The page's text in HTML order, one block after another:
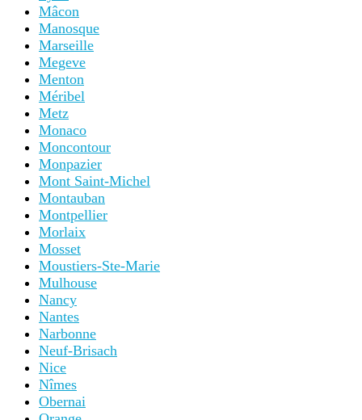
Mâcon
Manosque
Marseille
Megeve
Menton
Méribel
Metz
Monaco
Moncontour
Monpazier
Mont Saint-Michel
Montauban
Montpellier
Morlaix
Mosset
Moustiers-Ste-Marie
Mulhouse
Nancy
Nantes
Narbonne
Neuf-Brisach
Nice
Nîmes
Obernai